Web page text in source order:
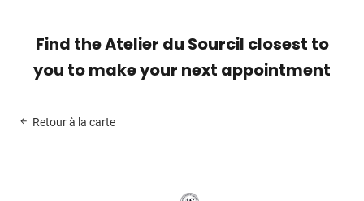
Find the Atelier du Sourcil closest to
you to make your next appointment
Retour à la carte